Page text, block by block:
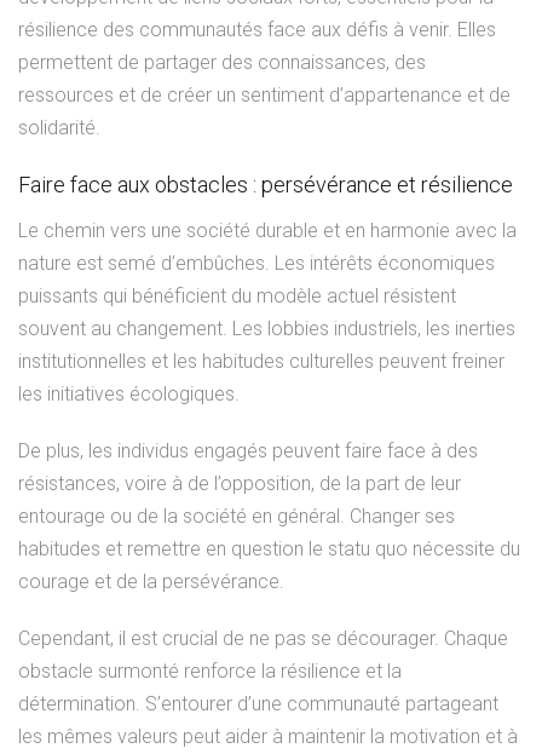
résilience des communautés face aux défis à venir. Elles
permettent de partager des connaissances, des
ressources et de créer un sentiment d’appartenance et de
solidarité.
Faire face aux obstacles : persévérance et résilience
Le chemin vers une société durable et en harmonie avec la
nature est semé d’embûches. Les intérêts économiques
puissants qui bénéficient du modèle actuel résistent
souvent au changement. Les lobbies industriels, les inerties
institutionnelles et les habitudes culturelles peuvent freiner
les initiatives écologiques.
De plus, les individus engagés peuvent faire face à des
résistances, voire à de l’opposition, de la part de leur
entourage ou de la société en général. Changer ses
habitudes et remettre en question le statu quo nécessite du
courage et de la persévérance.
Cependant, il est crucial de ne pas se décourager. Chaque
obstacle surmonté renforce la résilience et la
détermination. S’entourer d’une communauté partageant
les mêmes valeurs peut aider à maintenir la motivation et à